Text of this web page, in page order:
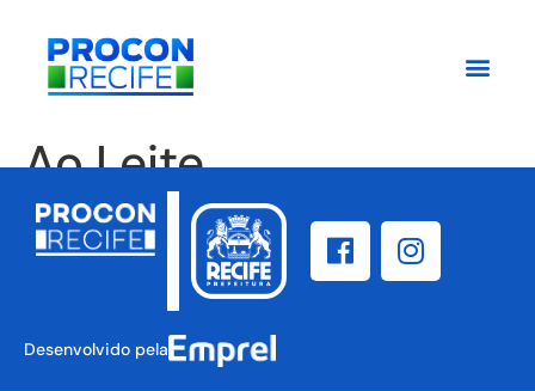
Ao Leite
Desenvolvido pela